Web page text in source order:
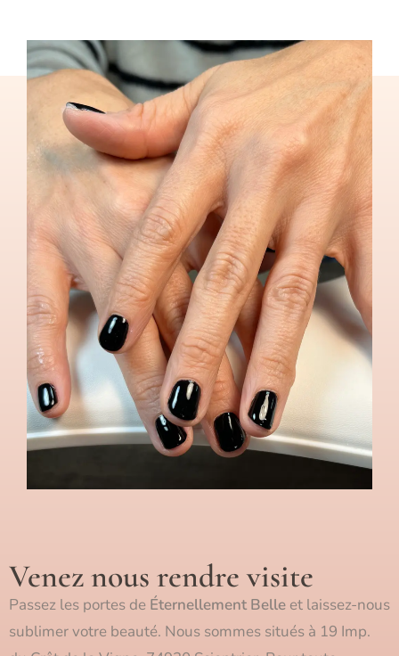
Venez nous rendre visite
Passez les portes de Éternellement Belle et laissez-nous
sublimer votre beauté. Nous sommes situés à 19 Imp.